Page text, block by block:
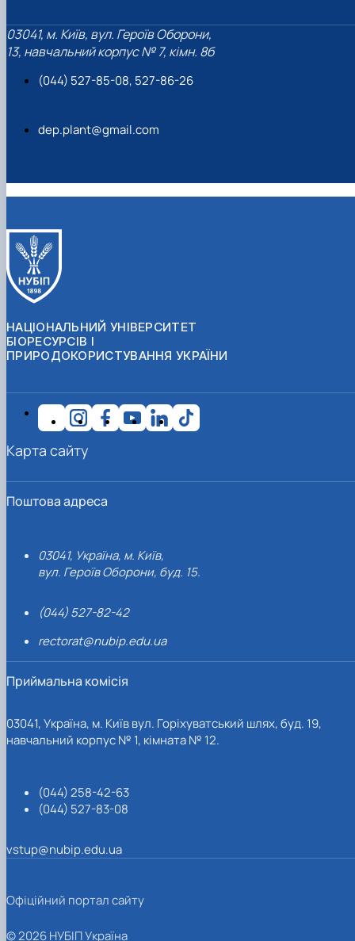
03041, м. Київ, вул. Героїв Оборони,
13, навчальний корпус № 7, кімн. 8б
(044) 527-85-08, 527-86-26
dep.plant@gmail.com
НАЦІОНАЛЬНИЙ УНІВЕРСИТЕТ
БІОРЕСУРСІВ І
ПРИРОДОКОРИСТУВАННЯ УКРАЇНИ
Поштова адреса
03041, Україна, м. Київ,
вул. Героїв Оборони, буд. 15.
(044) 527-82-42
rectorat@nubip.edu.ua
Приймальна комісія
03041, Україна, м. Київ вул. Горіхуватський шлях, буд. 19,
навчальний корпус № 1, кімната № 12.
(044) 258-42-63
(044) 527-83-08
vstup@nubip.edu.ua
Карта сайту
Офіційний портал сайту
© 2026 НУБІП Україна